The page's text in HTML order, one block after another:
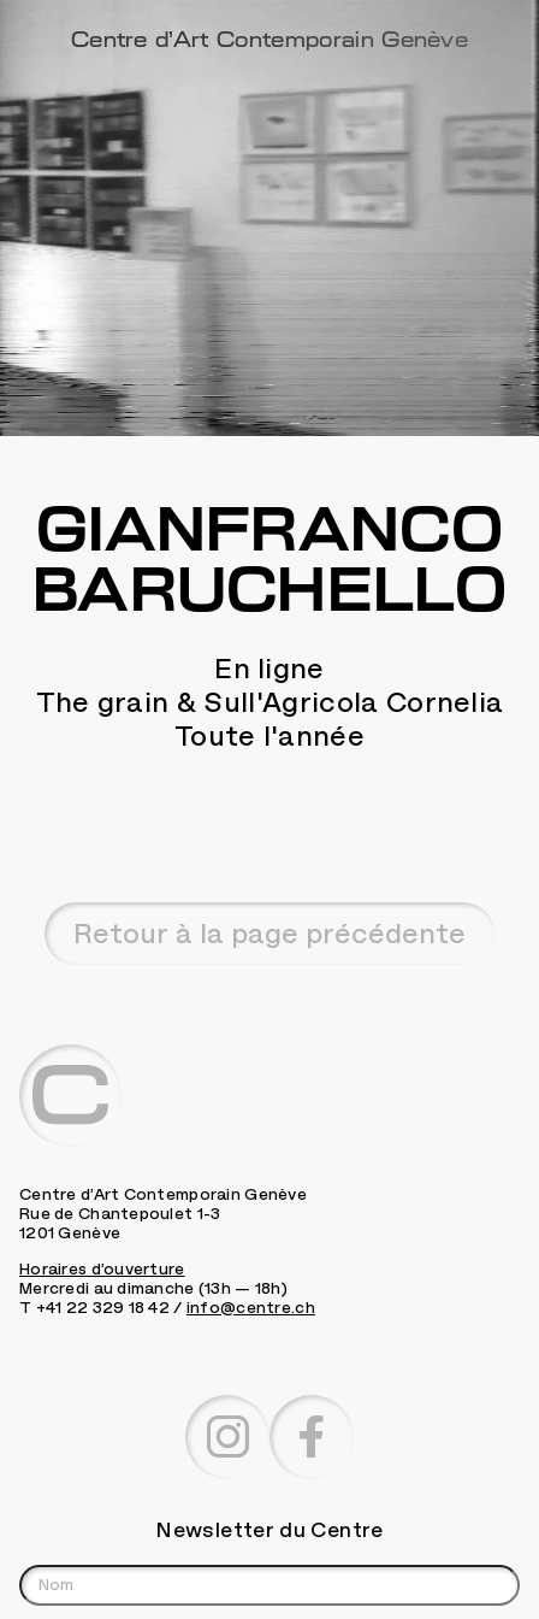
Centre d'Art Contemporain Genève
GIANFRANCO
BARUCHELLO
En ligne
The grain & Sull'Agricola Cornelia
Toute l'année
Retour à la page précédente
Centre d’Art Contemporain Genève
Rue de Chantepoulet 1-3
1201 Genève
Horaires d’ouverture
Mercredi au dimanche (13h — 18h)
T +41 22 329 18 42 / info@centre.ch
Newsletter du Centre